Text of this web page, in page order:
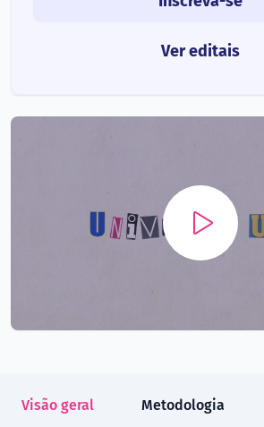
Visão geral Metodologia
Ver editais